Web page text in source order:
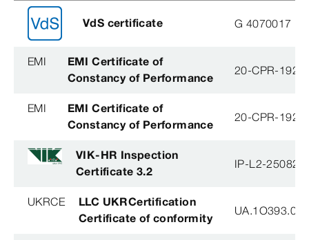
VdS certificate G 4070017
EMI
EMI Certificate of
Constancy of Performance
20-CPR-192-
EMI
EMI Certificate of
Constancy of Performance
20-CPR-192-
VIK-HR Inspection
Certificate 3.2
IP-L2-250825
UKRCE
LLC UKRCertification
Certificate of conformity